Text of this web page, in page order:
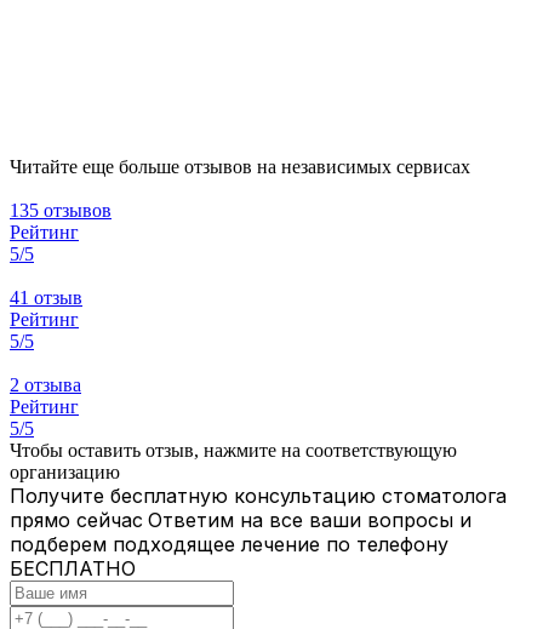
Читайте еще больше отзывов на независимых сервисах
135 отзывов
Рейтинг
5/5
41 отзыв
Рейтинг
5/5
2 отзыва
Рейтинг
5/5
Чтобы оставить отзыв, нажмите на соответствующую
организацию
Получите бесплатную консультацию стоматолога
прямо сейчас Ответим на все ваши вопросы и
подберем подходящее лечение по телефону
БЕСПЛАТНО